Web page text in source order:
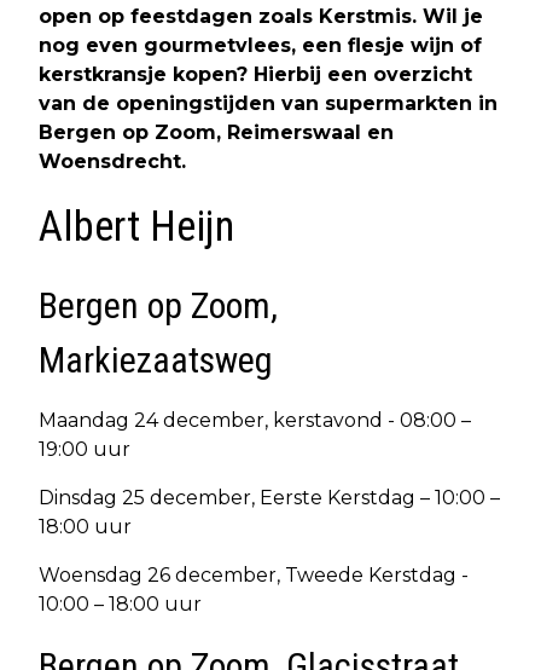
open op feestdagen zoals Kerstmis. Wil je
nog even gourmetvlees, een flesje wijn of
kerstkransje kopen? Hierbij een overzicht
van de openingstijden van supermarkten in
Bergen op Zoom, Reimerswaal en
Woensdrecht.
Albert Heijn
Bergen op Zoom,
Markiezaatsweg
Maandag 24 december, kerstavond - 08:00 –
19:00 uur
Dinsdag 25 december, Eerste Kerstdag – 10:00 –
18:00 uur
Woensdag 26 december, Tweede Kerstdag -
10:00 – 18:00 uur